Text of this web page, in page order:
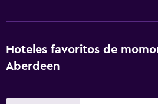
Hoteles favoritos de
Aberdeen